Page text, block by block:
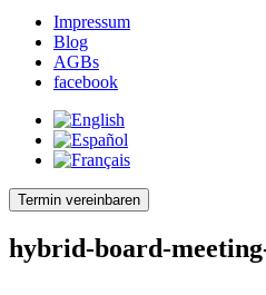
Impressum
Blog
AGBs
facebook
Termin vereinbaren
hybrid-board-